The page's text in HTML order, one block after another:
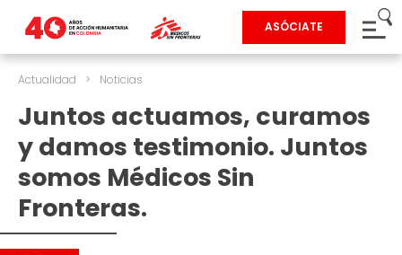
ASÓCIATE
Actualidad > Noticias
Juntos actuamos, curamos
y damos testimonio. Juntos
somos Médicos Sin
Fronteras.